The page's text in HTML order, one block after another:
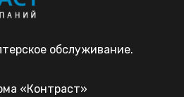
обслуживание.
«Контраст»